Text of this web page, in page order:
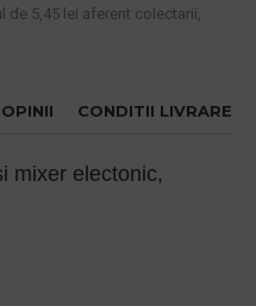
de 5,45 lei aferent colectarii,
OPINII CONDITII LIVRARE
mixer electonic,